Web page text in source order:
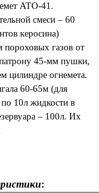
АТО-41.
смеси – 60
керосина)
пороховых газов от
45-мм пушки,
цилиндре огнемета.
60-65м (для
10л жидкости в
– 100л. Их
: